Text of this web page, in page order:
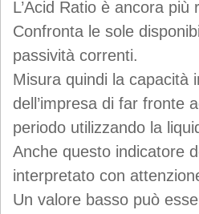
L’Acid Ratio è ancora più
Confronta le sole
passività correnti.
Misura quindi la capacità
dell’impresa di far fronte
periodo utilizzando la
Anche questo indicatore
interpretato con
Un valore basso può